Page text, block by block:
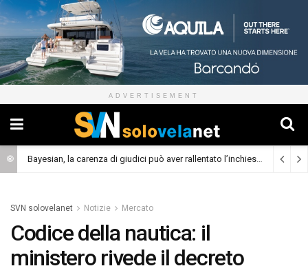
ADVERTISEMENT
Bayesian, la carenza di giudici può aver rallentato l’inchiesta (Cronaca)
SVN solovelanet Notizie Mercato
Codice della nautica: il
ministero rivede il decreto